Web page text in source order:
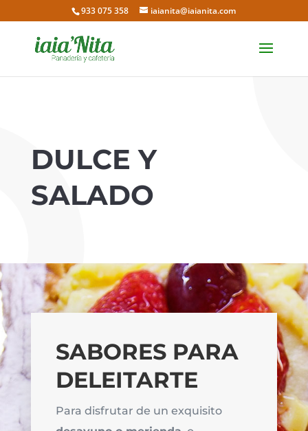
933 075 358 iaianita@iaianita.com
DULCE Y
SALADO
SABORES PARA
DELEITARTE
Para disfrutar de un exquisito